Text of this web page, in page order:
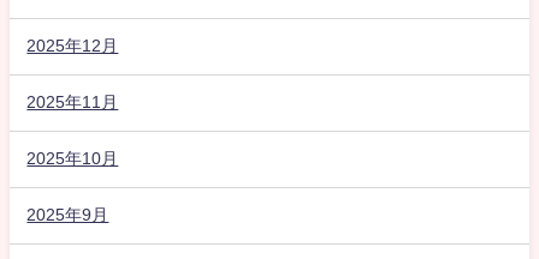
2025年12月
2025年11月
2025年10月
2025年9月